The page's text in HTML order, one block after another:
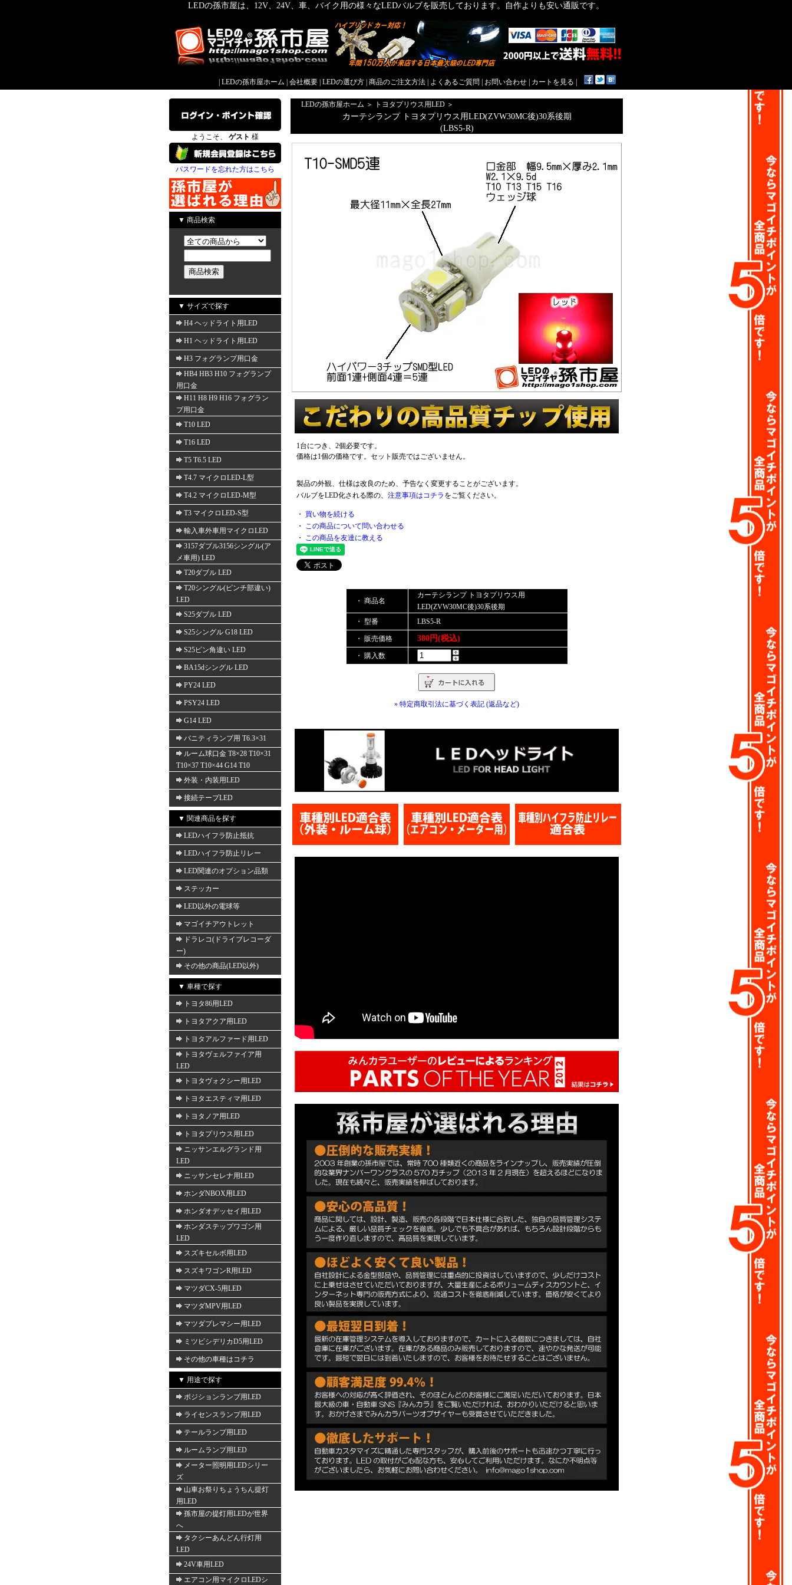
LEDの孫市屋は、12V、24V、車、バイク用の様々なLEDバルブを販売しております。自作よりも安い通販です。
LEDの孫市屋ホーム 会社概要 LEDの選び方 商品のご注文方法 よくあるご質問 お問い合わせ カートを見る
ようこそ、 ゲスト 様
パスワードを忘れた方はこちら
▼ 商品検索
▼ サイズで探す
H4 ヘッドライト用LED
H1 ヘッドライト用LED
H3 フォグランプ用口金
HB4 HB3 H10 フォグランプ
用口金
H11 H8 H9 H16 フォグラン
プ用口金
T10 LED
T16 LED
T5 T6.5 LED
T4.7 マイクロLED-L型
T4.2 マイクロLED-M型
T3 マイクロLED-S型
輸入車外車用マイクロLED
3157ダブル3156シングル(ア
メ車用) LED
T20ダブル LED
T20シングル(ピンチ部違い)
LED
S25ダブル LED
S25シングル G18 LED
S25ピン角違い LED
BA15dシングル LED
PY24 LED
PSY24 LED
G14 LED
バニティランプ用 T6.3×31
ルーム球口金 T8×28 T10×31
T10×37 T10×44 G14 T10
外装・内装用LED
接続テープLED
▼ 関連商品を探す
LEDハイフラ防止抵抗
LEDハイフラ防止リレー
LED関連のオプション品類
ステッカー
LED以外の電球等
マゴイチアウトレット
ドラレコ(ドライブレコーダ
ー)
その他の商品(LED以外)
▼ 車種で探す
トヨタ86用LED
トヨタアクア用LED
トヨタアルファード用LED
トヨタヴェルファイア用
LED
トヨタヴォクシー用LED
トヨタエスティマ用LED
トヨタノア用LED
トヨタプリウス用LED
ニッサンエルグランド用
LED
ニッサンセレナ用LED
ホンダNBOX用LED
ホンダオデッセイ用LED
ホンダステップワゴン用
LED
スズキセルボ用LED
スズキワゴンR用LED
マツダCX-5用LED
マツダMPV用LED
マツダプレマシー用LED
ミツビシデリカD5用LED
その他の車種はコチラ
▼ 用途で探す
ポジションランプ用LED
ライセンスランプ用LED
テールランプ用LED
ルームランプ用LED
メーター照明用LEDシリー
ズ
山車お祭りちょうちん提灯
用LED
孫市屋の提灯用LEDが世界
へ
タクシーあんどん行灯用
LED
24V車用LED
エアコン用マイクロLEDシ
LEDの孫市屋ホーム ＞ トヨタプリウス用LED ＞
カーテシランプ トヨタプリウス用LED(ZVW30MC後)30系後期
(LBS5-R)
1台につき、2個必要です。
価格は1個の価格です。セット販売ではございません。
製品の外観、仕様は改良のため、予告なく変更することがございます。
バルブをLED化される際の、 注意事項はコチラ をご覧ください。
・ 買い物を続ける
・ この商品について問い合わせる
・ この商品を友達に教える
・ 商品名
カーテシランプ トヨタプリウス用
LED(ZVW30MC後)30系後期
・ 型番
LBS5-R
・ 販売価格 380円(税込)
・ 購入数
» 特定商取引法に基づく表記 (返品など)